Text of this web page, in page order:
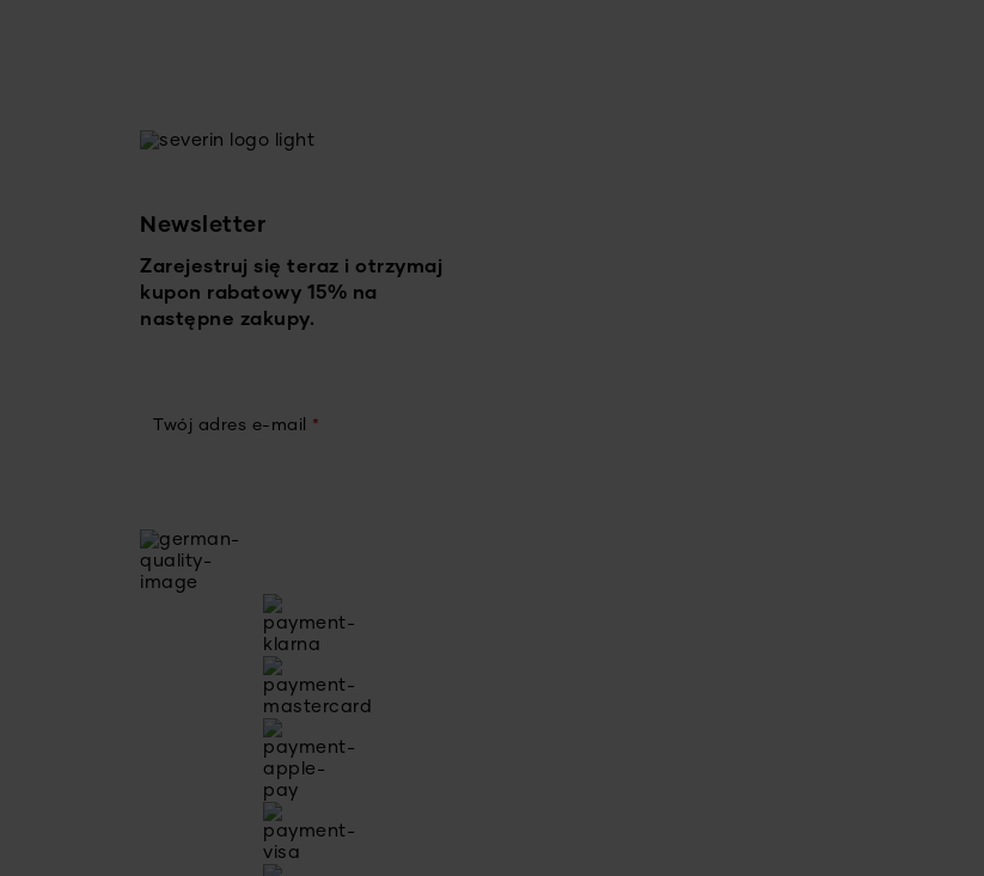
Newsletter
Zarejestruj się teraz i otrzymaj
kupon rabatowy 15% na
następne zakupy.
Twój adres e-mail *